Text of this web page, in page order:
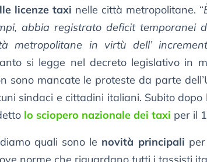
licenze taxi nelle città metropolitane. “
abbia registrato deficit temporanei
metropolitane in virtù dell’
si legge nel decreto legislativo in
sono mancate le proteste da parte
sindaci e cittadini italiani. Subito dopo
lo sciopero nazionale dei taxi per il
quali sono le novità principali